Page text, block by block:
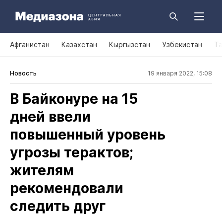
Афганистан Казахстан Кыргызстан Узбекистан
Новость 19 января 2022, 15:08
В Байконуре на 15
дней ввели
повышенный уровень
угрозы терактов;
жителям
рекомендовали
следить друг